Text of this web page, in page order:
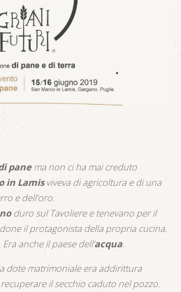
panema non ci ha mai creduto
in Lamisviveva di agricoltura e di una
e dell’oro.
duro sul Tavoliere e tenevano per il
il protagonista della propria cucina.
Era anche il paese dell’acqua.
dote matrimoniale era addirittura
il secchio caduto nel pozzo.